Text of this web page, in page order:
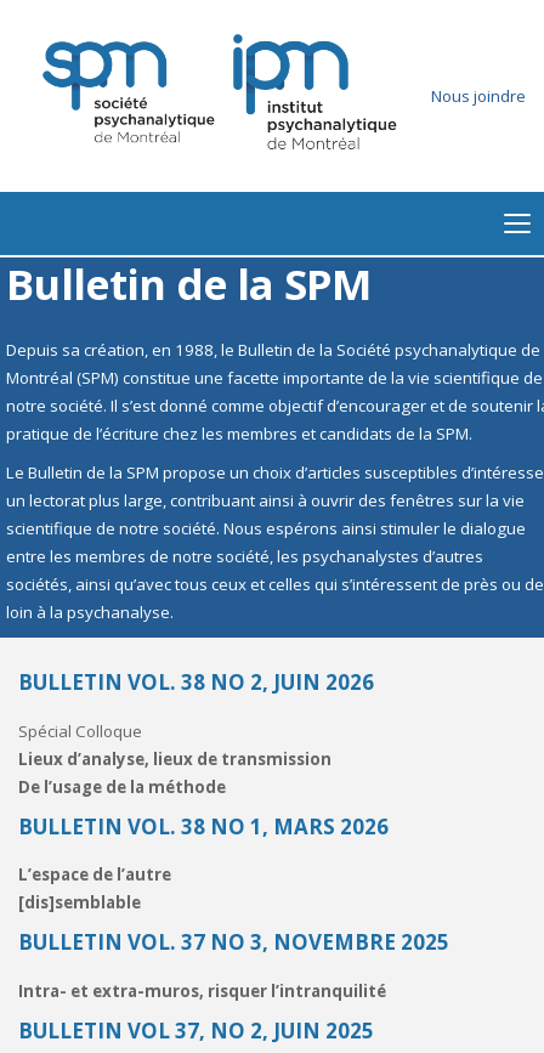
Nous joindre
Bulletin de la SPM
Depuis sa création, en 1988, le Bulletin de la Société psychanalytique de
Montréal (SPM) constitue une facette importante de la vie scientifique de
notre société. Il s’est donné comme objectif d’encourager et de soutenir
pratique de l’écriture chez les membres et candidats de la SPM.
Le Bulletin de la SPM propose un choix d’articles susceptibles
un lectorat plus large, contribuant ainsi à ouvrir des fenêtres sur la vie
scientifique de notre société. Nous espérons ainsi stimuler le dialogue
entre les membres de notre société, les psychanalystes d’autres
sociétés, ainsi qu’avec tous ceux et celles qui s’intéressent de près ou de
loin à la psychanalyse.
BULLETIN VOL. 38 NO 2, JUIN 2026
Spécial Colloque
Lieux d’analyse, lieux de transmission
De l’usage de la méthode
BULLETIN VOL. 38 NO 1, MARS 2026
L’espace de l’autre
[dis]semblable
BULLETIN VOL. 37 NO 3, NOVEMBRE 2025
Intra- et extra-muros, risquer l’intranquilité
BULLETIN VOL 37, NO 2, JUIN 2025